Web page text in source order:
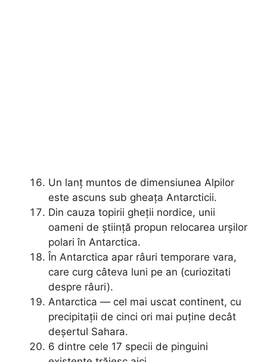
Un lanț muntos de dimensiunea Alpilor
este ascuns sub gheața Antarcticii.
Din cauza topirii gheții nordice, unii
oameni de știință propun relocarea urșilor
polari în Antarctica.
În Antarctica apar râuri temporare vara,
care curg câteva luni pe an (curiozitati
despre râuri).
Antarctica — cel mai uscat continent, cu
precipitații de cinci ori mai puține decât
deșertul Sahara.
6 dintre cele 17 specii de pinguini